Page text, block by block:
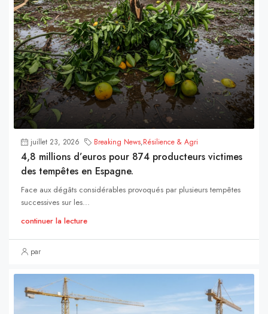
juillet 23, 2026 Breaking News,Résilience & Agri
4,8 millions d’euros pour 874 producteurs victimes
des tempêtes en Espagne.
Face aux dégâts considérables provoqués par plusieurs tempêtes
successives sur les...
continuer la lecture
par